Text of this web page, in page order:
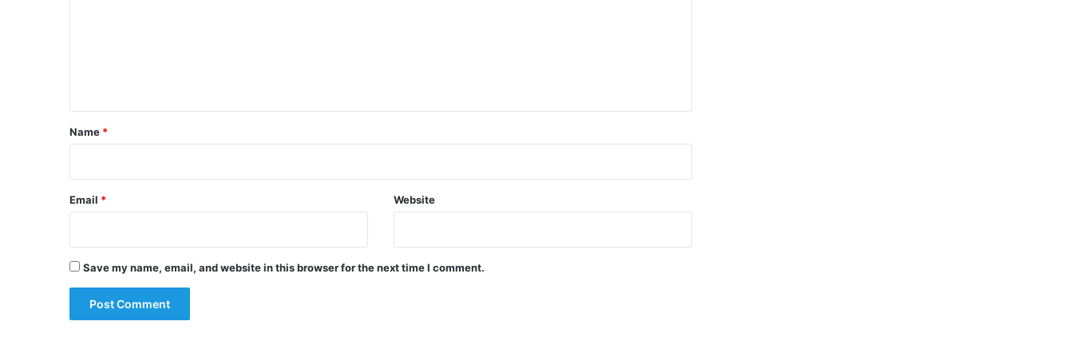
*
Name *
Email * Website
Save my name, email, and website in this browser for the next time I comment.